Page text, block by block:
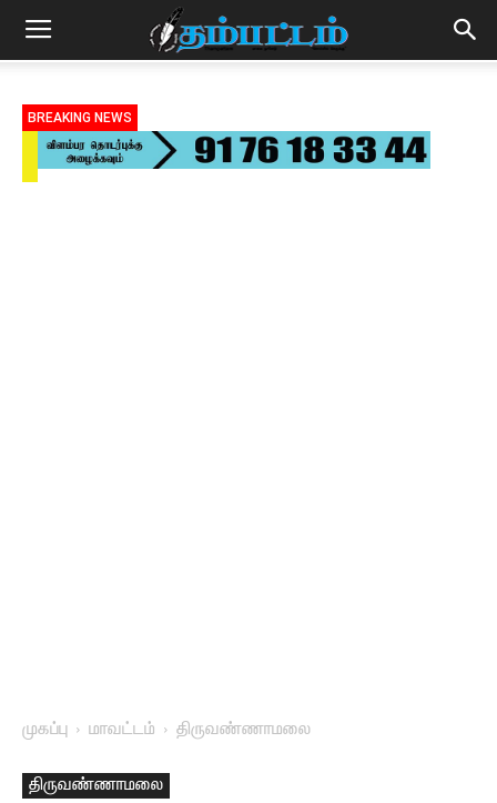
BREAKING NEWS
முகப்பு மாவட்டம் திருவண்ணாமலை
திருவண்ணாமலை